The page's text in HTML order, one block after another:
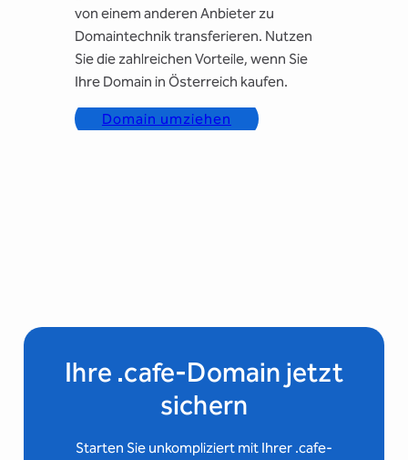
von einem anderen Anbieter zu
Domaintechnik transferieren. Nutzen
Sie die zahlreichen Vorteile, wenn Sie
Ihre Domain in Österreich kaufen.
Domain umziehen
Ihre .cafe-Domain jetzt
sichern
Starten Sie unkompliziert mit Ihrer .cafe-